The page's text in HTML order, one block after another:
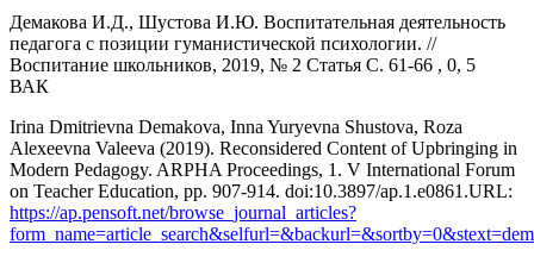
Демакова И.Д., Шустова И.Ю. Воспитательная деятельность
педагога с позиции гуманистической психологии. //
Воспитание школьников, 2019, № 2 Статья С. 61-66 , 0, 5
ВАК
Irina Dmitrievna Demakova, Inna Yuryevna Shustova, Roza
Alexeevna Valeeva (2019). Reconsidered Content of Upbringing in
Modern Pedagogy. ARPHA Proceedings, 1. V International Forum
on Teacher Education, pp. 907-914. doi:10.3897/ap.1.e0861.URL:
https://ap.pensoft.net/browse_journal_articles?